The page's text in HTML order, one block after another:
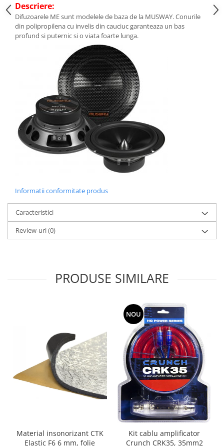
Descriere:
Difuzoarele ME sunt modelele de baza de la MUSWAY. Conurile
din polipropilena cu invelis din cauciuc garanteaza un bas
profund si puternic si o viata foarte lunga.
Informatii conformitate produs
Caracteristici
Review-uri(0)
PRODUSE SIMILARE
Material insonorizant CTK
Elastic F6 6 mm, folie
NOU
Kit cablu amplificator
Crunch CRK35, 35mm2